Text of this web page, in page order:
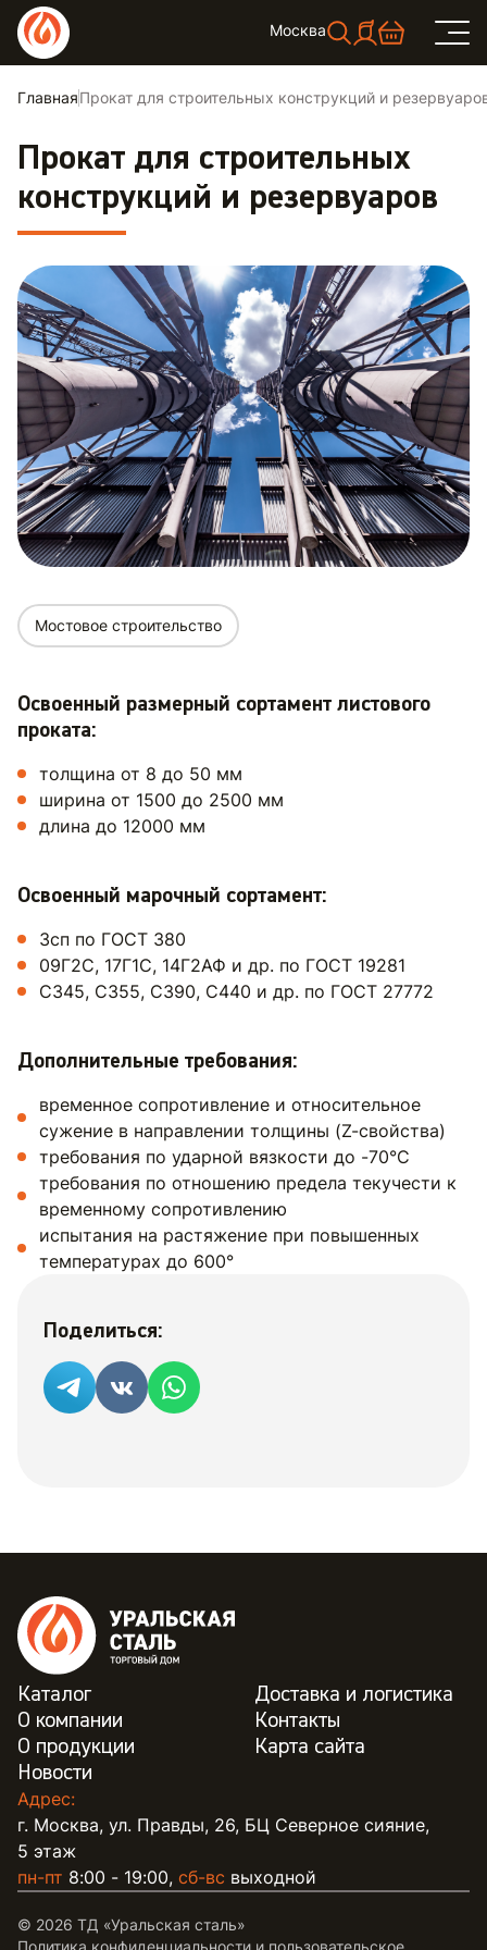
Москва
ГлавнаяПрокат для строительных конструкций и
Прокат для строительных
конструкций и резервуаров
Мостовое строительство
Освоенный размерный сортамент листового
проката:
толщина от 8 до 50 мм
ширина от 1500 до 2500 мм
длина до 12000 мм
Освоенный марочный сортамент:
3сп по ГОСТ 380
09Г2С, 17Г1С, 14Г2АФ и др. по ГОСТ 19281
С345, С355, С390, С440 и др. по ГОСТ 27772
Дополнительные требования:
временное сопротивление и относительное
сужение в направлении толщины (Z-свойства)
требования по ударной вязкости до -70°C
требования по отношению предела текучести к
временному сопротивлению
испытания на растяжение при повышенных
температурах до 600°
Поделиться:
Каталог
О компании
О продукции
Новости
Доставка и логистика
Контакты
Карта сайта
Адрес:
г. Москва, ул. Правды, 26, БЦ Северное сияние,
5 этаж
пн-пт 8:00 - 19:00, сб-вс выходной
© 2026 ТД «Уральская сталь»
Политика конфиденциальности и пользовательское